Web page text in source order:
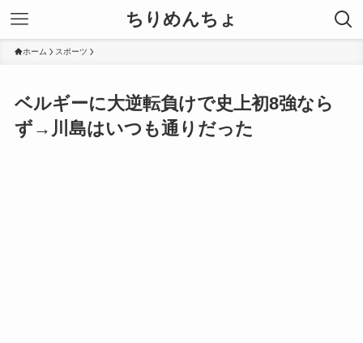
ちりめんちょ
ホーム スポーツ
ベルギーに大逆転負けで史上初8強なら
ず→川島はいつも通りだった